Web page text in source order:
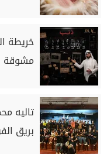
خريطة
مشوقة
تاليه
بريق